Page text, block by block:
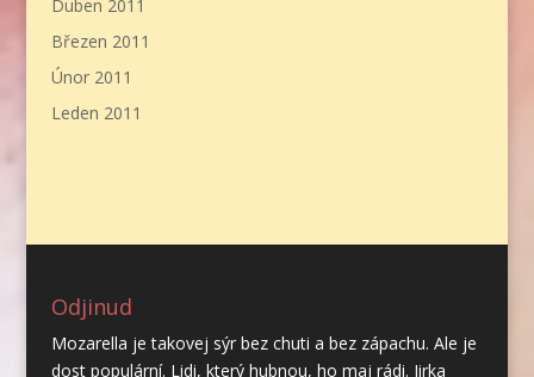
Duben 2011
Březen 2011
Únor 2011
Leden 2011
Odjinud
Mozarella je takovej sýr bez chuti a bez zápachu. Ale je
dost populární. Lidi, který hubnou, ho maj rádi. Jirka